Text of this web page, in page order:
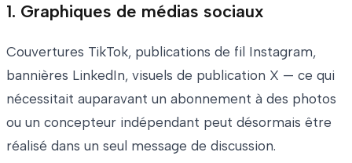
1. Graphiques de médias sociaux
Couvertures TikTok, publications de fil Instagram,
bannières LinkedIn, visuels de publication X — ce qui
nécessitait auparavant un abonnement à des photos
ou un concepteur indépendant peut désormais être
réalisé dans un seul message de discussion.